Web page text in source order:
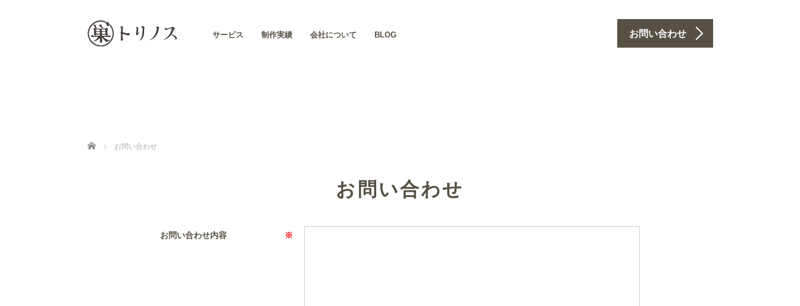
サービス 制作実績 会社について BLOG お問い合わせ
Home お問い合わせ
お問い合わせ
お問い合わせ内容